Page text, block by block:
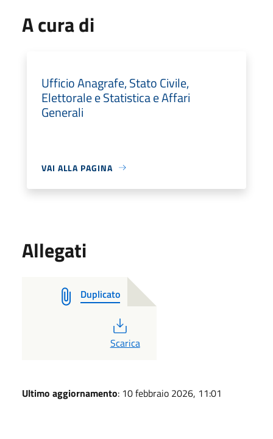
A cura di
Ufficio Anagrafe, Stato Civile,
Elettorale e Statistica e Affari
Generali
VAI ALLA PAGINA
Allegati
Duplicato
PDF
Scarica
Ultimo aggiornamento: 10 febbraio 2026, 11:01